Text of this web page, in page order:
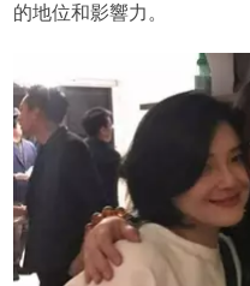
的地位和影響力。